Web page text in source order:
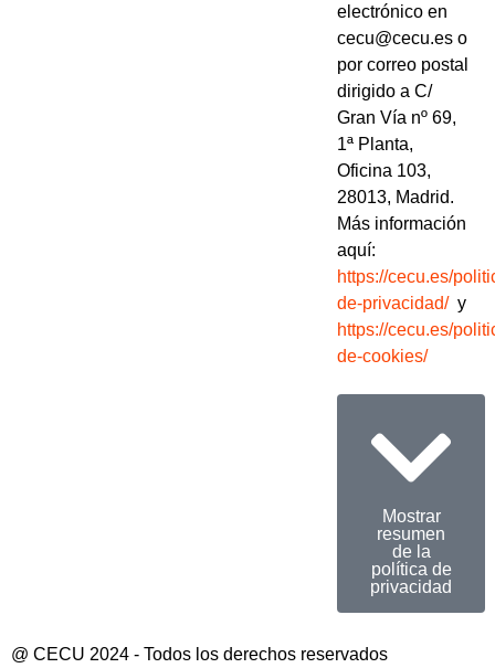
electrónico en
cecu@cecu.es o
por correo postal
dirigido a C/
Gran Vía nº 69,
1ª Planta,
Oficina 103,
28013, Madrid.
Más información
aquí:
https://cecu.es/
de-privacidad/y
https://cecu.es/
de-cookies/
Mostrar
resumen
de la
política de
privacidad
@ CECU 2024 - Todos los derechos reservados